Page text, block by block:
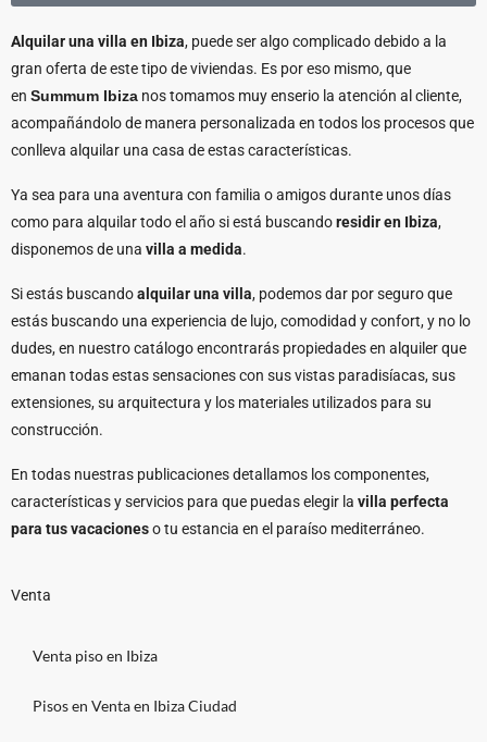
Alquilar una villa en Ibiza, puede ser algo complicado debido a la
gran oferta de este tipo de viviendas. Es por eso mismo, que
en Summum Ibiza nos tomamos muy enserio la atención al cliente,
acompañándolo de manera personalizada en todos los procesos que
conlleva alquilar una casa de estas características.
Ya sea para una aventura con familia o amigos durante unos días
como para alquilar todo el año si está buscandoresidir en Ibiza,
disponemos de una villa a medida.
Si estás buscandoalquilar una villa, podemos dar por seguro que
estás buscando una experiencia de lujo, comodidad y confort, y no lo
dudes, en nuestro catálogo encontrarás propiedades en alquiler que
emanan todas estas sensaciones con sus vistas paradisíacas, sus
extensiones, su arquitectura y los materiales utilizados para su
construcción.
En todas nuestras publicaciones detallamos los componentes,
características y servicios para que puedas elegir la villa perfecta
para tus vacacioneso tu estancia en el paraíso mediterráneo.
Venta
Venta piso en Ibiza
Pisos en Venta en Ibiza Ciudad